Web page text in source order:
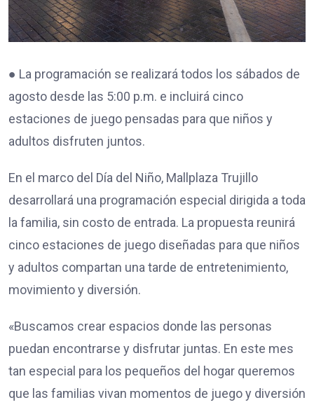
● La programación se realizará todos los sábados de
agosto desde las 5:00 p.m. e incluirá cinco
estaciones de juego pensadas para que niños y
adultos disfruten juntos.
En el marco del Día del Niño, Mallplaza Trujillo
desarrollará una programación especial dirigida a toda
la familia, sin costo de entrada. La propuesta reunirá
cinco estaciones de juego diseñadas para que niños
y adultos compartan una tarde de entretenimiento,
movimiento y diversión.
«Buscamos crear espacios donde las personas
puedan encontrarse y disfrutar juntas. En este mes
tan especial para los pequeños del hogar queremos
que las familias vivan momentos de juego y diversión